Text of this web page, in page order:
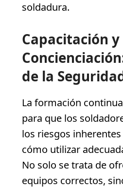
soldadura.
Capacitación y
de la
La formación
para que los
los riesgos
cómo utilizar
No solo se trata de
equipos correctos,